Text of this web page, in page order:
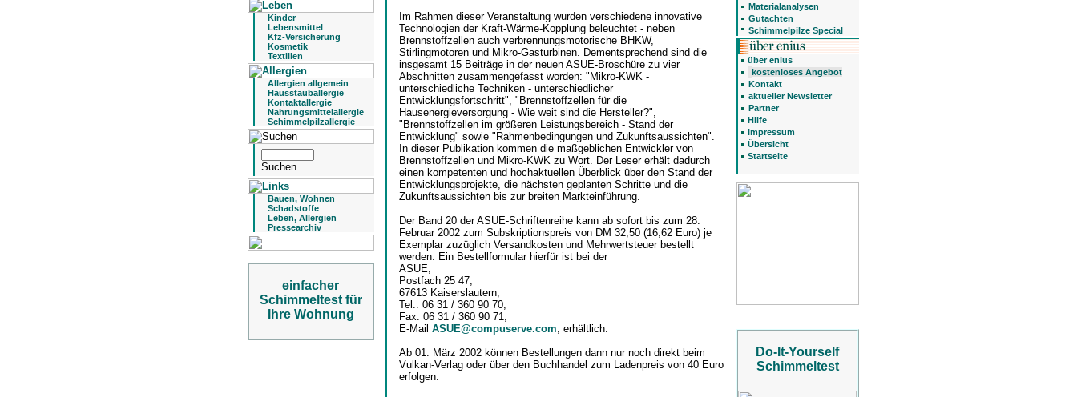
Kinder
Lebensmittel
Kfz-Versicherung
Kosmetik
Textilien
Allergien allgemein
Hausstauballergie
Kontaktallergie
Nahrungsmittelallergie
Schimmelpilzallergie
Bauen, Wohnen
Schadstoffe
Leben, Allergien
Pressearchiv
einfacher
Schimmeltest für
Ihre Wohnung
Im Rahmen dieser Veranstaltung wurden verschiedene innovative
Technologien der Kraft-Wärme-Kopplung beleuchtet - neben
Brennstoffzellen auch verbrennungsmotorische BHKW,
Stirlingmotoren und Mikro-Gasturbinen. Dementsprechend sind die
insgesamt 15 Beiträge in der neuen ASUE-Broschüre zu vier
Abschnitten zusammengefasst worden: "Mikro-KWK -
unterschiedliche Techniken - unterschiedlicher
Entwicklungsfortschritt", "Brennstoffzellen für die
Hausenergieversorgung - Wie weit sind die Hersteller?",
"Brennstoffzellen im größeren Leistungsbereich - Stand der
Entwicklung" sowie "Rahmenbedingungen und Zukunftsaussichten".
In dieser Publikation kommen die maßgeblichen Entwickler von
Brennstoffzellen und Mikro-KWK zu Wort. Der Leser erhält dadurch
einen kompetenten und hochaktuellen Überblick über den Stand der
Entwicklungsprojekte, die nächsten geplanten Schritte und die
Zukunftsaussichten bis zur breiten Markteinführung.
Der Band 20 der ASUE-Schriftenreihe kann ab sofort bis zum 28.
Februar 2002 zum Subskriptionspreis von DM 32,50 (16,62 Euro) je
Exemplar zuzüglich Versandkosten und Mehrwertsteuer bestellt
werden. Ein Bestellformular hierfür ist bei der
ASUE,
Postfach 25 47,
67613 Kaiserslautern,
Tel.: 06 31 / 360 90 70,
Fax: 06 31 / 360 90 71,
E-Mail ASUE@compuserve.com, erhältlich.
Ab 01. März 2002 können Bestellungen dann nur noch direkt beim
Vulkan-Verlag oder über den Buchhandel zum Ladenpreis von 40 Euro
erfolgen.
Materialanalysen
Gutachten
Schimmelpilze Special
über enius
kostenloses Angebot
Kontakt
aktueller Newsletter
Partner
Hilfe
Impressum
Übersicht
Startseite
Do-It-Yourself
Schimmeltest